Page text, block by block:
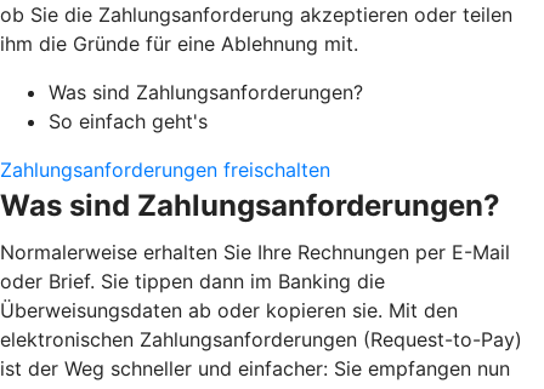
ob Sie die Zahlungsanforderung akzeptieren oder teilen
ihm die Gründe für eine Ablehnung mit.
Was sind Zahlungsanforderungen?
So einfach geht's
Zahlungsanforderungen freischalten
Was sind Zahlungsanforderungen?
Normalerweise erhalten Sie Ihre Rechnungen per E-Mail
oder Brief. Sie tippen dann im Banking die
Überweisungsdaten ab oder kopieren sie. Mit den
elektronischen Zahlungsanforderungen (Request-to-Pay)
ist der Weg schneller und einfacher: Sie empfangen nun